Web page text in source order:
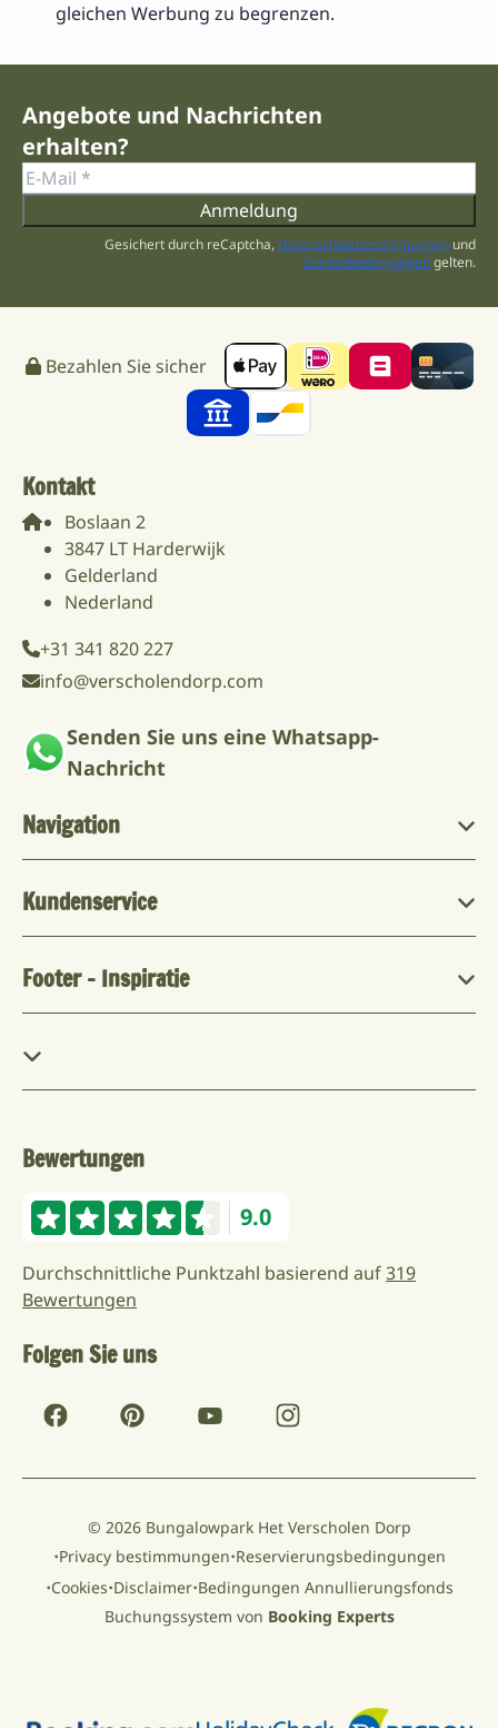
gleichen Werbung zu begrenzen.
Angebote und Nachrichten
erhalten?
Anmeldung
Gesichert durch reCaptcha, Datenschutzbestimmungen und
Servicebedingungengelten.
Bezahlen Sie sicher
Kontakt
Boslaan 2
3847 LT Harderwijk
Gelderland
Nederland
+31 341 820 227
info@verscholendorp.com
Senden Sie uns eine Whatsapp-
Nachricht
Navigation
Kundenservice
Footer - Inspiratie
Bewertungen
9.0
Durchschnittliche Punktzahl basierend auf319
Bewertungen
Folgen Sie uns
© 2026 Bungalowpark Het Verscholen Dorp
·Privacy bestimmungen·Reservierungsbedingungen
·Cookies·Disclaimer·Bedingungen Annullierungsfonds
Buchungssystem von Booking Experts